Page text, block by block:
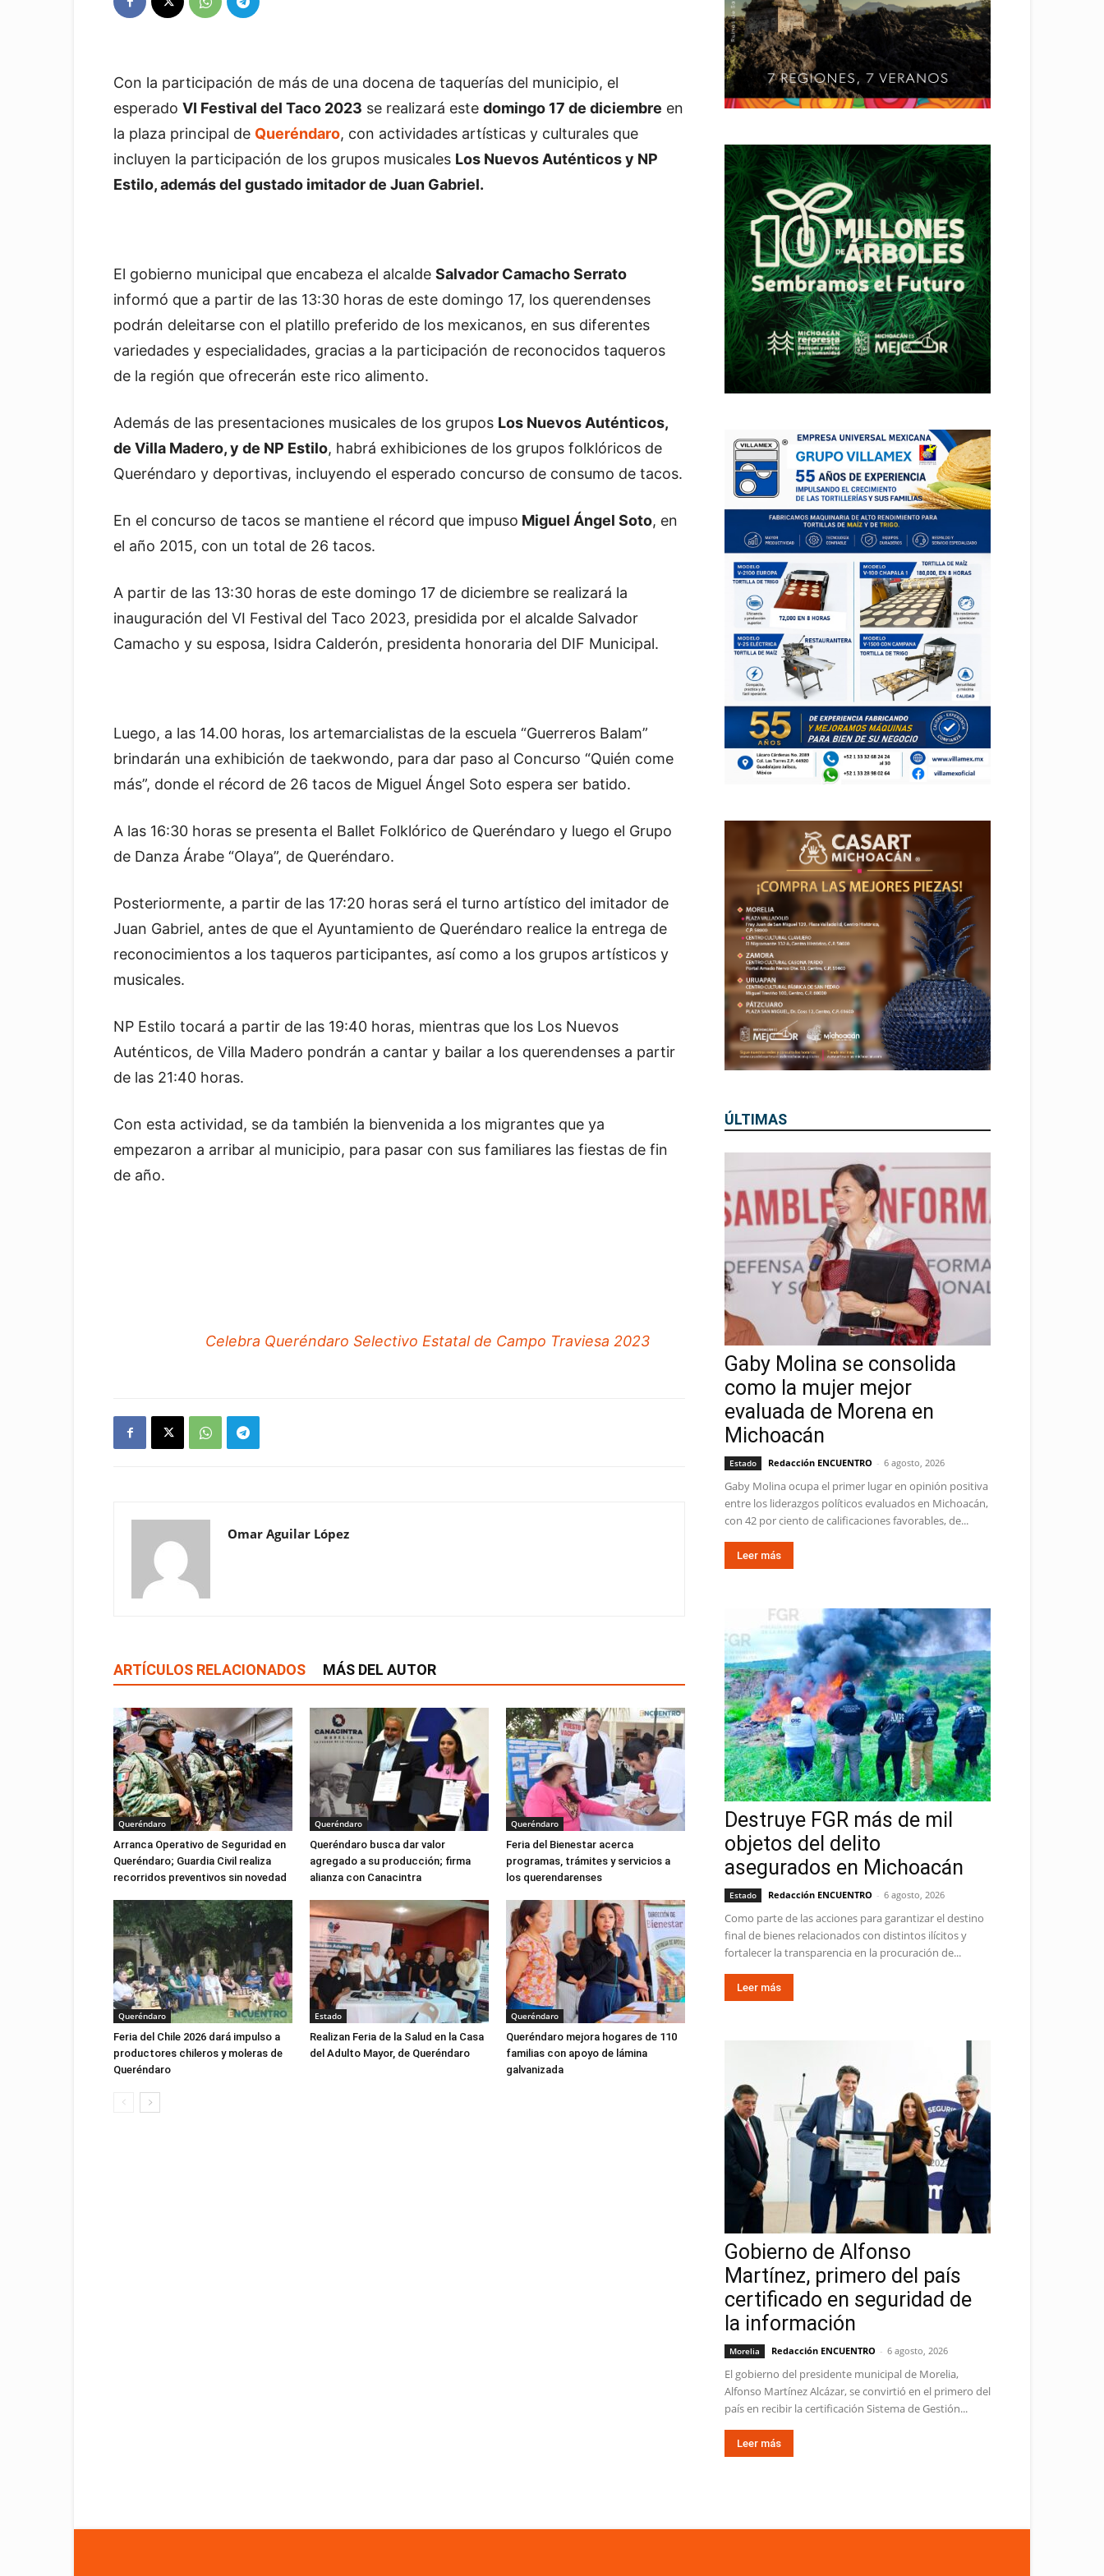
Con la participación de más de una docena de taquerías del municipio, el
esperado VI Festival del Taco 2023 se realizará este domingo 17 de diciembre en
la plaza principal de Queréndaro, con actividades artísticas y culturales que
incluyen la participación de los grupos musicales Los Nuevos Auténticos y NP
Estilo, además del gustado imitador de Juan Gabriel.
El gobierno municipal que encabeza el alcalde Salvador Camacho Serrato
informó que a partir de las 13:30 horas de este domingo 17, los querendenses
podrán deleitarse con el platillo preferido de los mexicanos, en sus diferentes
variedades y especialidades, gracias a la participación de reconocidos taqueros
de la región que ofrecerán este rico alimento.
Además de las presentaciones musicales de los grupos Los Nuevos Auténticos,
de Villa Madero, y de NP Estilo, habrá exhibiciones de los grupos folklóricos de
Queréndaro y deportivas, incluyendo el esperado concurso de consumo de tacos.
En el concurso de tacos se mantiene el récord que impuso Miguel Ángel Soto, en
el año 2015, con un total de 26 tacos.
A partir de las 13:30 horas de este domingo 17 de diciembre se realizará la
inauguración del VI Festival del Taco 2023, presidida por el alcalde Salvador
Camacho y su esposa, Isidra Calderón, presidenta honoraria del DIF Municipal.
Luego, a las 14.00 horas, los artemarcialistas de la escuela “Guerreros Balam”
brindarán una exhibición de taekwondo, para dar paso al Concurso “Quién come
más”, donde el récord de 26 tacos de Miguel Ángel Soto espera ser batido.
A las 16:30 horas se presenta el Ballet Folklórico de Queréndaro y luego el Grupo
de Danza Árabe “Olaya”, de Queréndaro.
Posteriormente, a partir de las 17:20 horas será el turno artístico del imitador de
Juan Gabriel, antes de que el Ayuntamiento de Queréndaro realice la entrega de
reconocimientos a los taqueros participantes, así como a los grupos artísticos y
musicales.
NP Estilo tocará a partir de las 19:40 horas, mientras que los Los Nuevos
Auténticos, de Villa Madero pondrán a cantar y bailar a los querendenses a partir
de las 21:40 horas.
Con esta actividad, se da también la bienvenida a los migrantes que ya
empezaron a arribar al municipio, para pasar con sus familiares las fiestas de fin
de año.
Celebra Queréndaro Selectivo Estatal de Campo Traviesa 2023
Omar Aguilar López
ARTÍCULOS RELACIONADOS MÁS DEL AUTOR
Queréndaro
Arranca Operativo de Seguridad en
Queréndaro; Guardia Civil realiza
recorridos preventivos sin novedad
Queréndaro
Queréndaro busca dar valor
agregado a su producción; firma
alianza con Canacintra
Queréndaro
Feria del Bienestar acerca
programas, trámites y servicios a
los querendarenses
Queréndaro
Feria del Chile 2026 dará impulso a
productores chileros y moleras de
Queréndaro
Estado
Realizan Feria de la Salud en la Casa
del Adulto Mayor, de Queréndaro
Queréndaro
Queréndaro mejora hogares de 110
familias con apoyo de lámina
galvanizada
ÚLTIMAS
Gaby Molina se consolida
como la mujer mejor
evaluada de Morena en
Michoacán
Estado Redacción ENCUENTRO - 6 agosto, 2026
Gaby Molina ocupa el primer lugar en opinión positiva
entre los liderazgos políticos evaluados en Michoacán,
con 42 por ciento de calificaciones favorables, de...
Leer más
Destruye FGR más de mil
objetos del delito
asegurados en Michoacán
Estado Redacción ENCUENTRO - 6 agosto, 2026
Como parte de las acciones para garantizar el destino
final de bienes relacionados con distintos ilícitos y
fortalecer la transparencia en la procuración de...
Leer más
Gobierno de Alfonso
Martínez, primero del país
certificado en seguridad de
la información
Morelia Redacción ENCUENTRO - 6 agosto, 2026
El gobierno del presidente municipal de Morelia,
Alfonso Martínez Alcázar, se convirtió en el primero del
país en recibir la certificación Sistema de Gestión...
Leer más